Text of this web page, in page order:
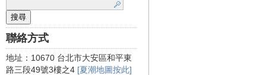
聯絡方式
地址：10670 台北市大安區和平東
路三段49號3樓之4 [夏潮地圖按此]